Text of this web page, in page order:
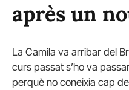
après un
La Camila va arribar del
curs passat s’ho va
perquè no coneixia cap